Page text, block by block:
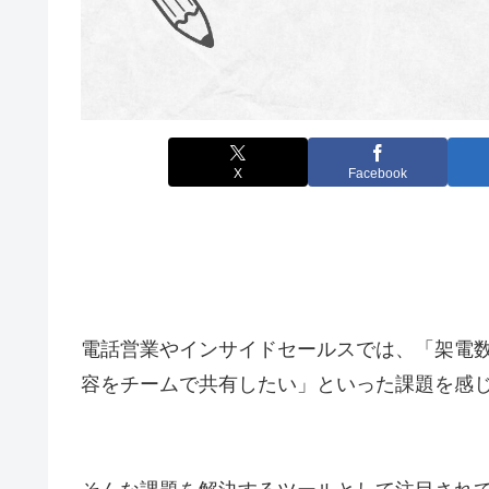
X Facebook
電話営業やインサイドセールスでは、「架電
容をチームで共有したい」といった課題を感